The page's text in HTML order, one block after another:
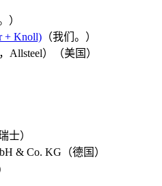
）
+ Knoll) （我们。）
Allsteel）（美国）
士）
& Co. KG（德国）